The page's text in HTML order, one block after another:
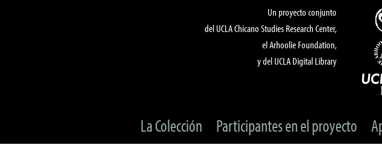
Un proyecto conjunto
del UCLA Chicano Studies Research Center,
el Arhoolie Foundation,
y del UCLA Digital Library
La Colección Participantes en el proyecto